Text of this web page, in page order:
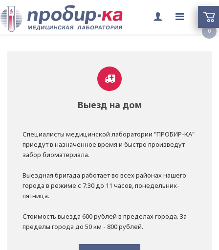
меню
Выезд на дом
Специалисты медицинской лаборатории "ПРОБИР-КА"
приедут в назначенное время и быстро произведут
забор биоматериала.
Выездная бригада работает во всех районах нашего
города в режиме с 7:30 до 11 часов, понедельник-
пятница.
Стоимость выезда 600 рублей в пределах города. За
пределы города до 50 км - 800 рублей.
0